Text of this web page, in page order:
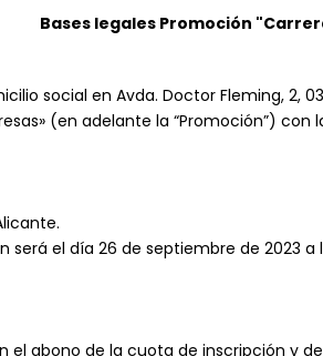
Bases legales Promoción
social en Avda. Doctor Fleming,
(en adelante la “Promoción”)
el día 26 de septiembre de 2023
abono de la cuota de inscripción y